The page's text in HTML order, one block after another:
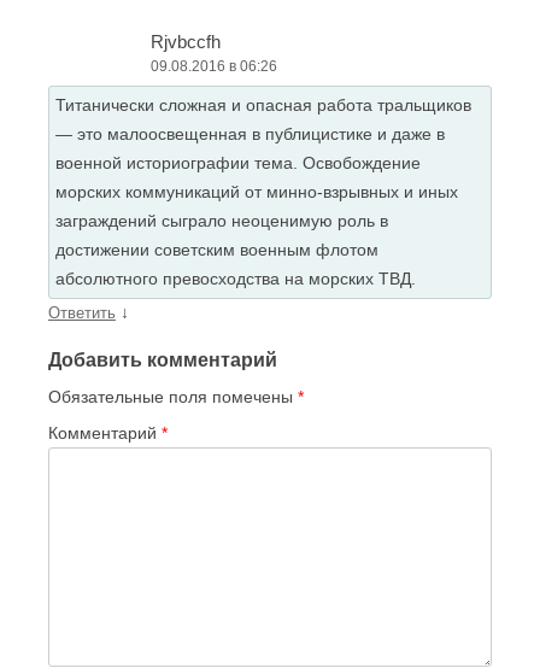
Rjvbccfh
09.08.2016 в 06:26
Титанически сложная и опасная работа тральщиков
— это малоосвещенная в публицистике и даже в
военной историографии тема. Освобождение
морских коммуникаций от минно-взрывных и иных
заграждений сыграло неоценимую роль в
достижении советским военным флотом
абсолютного превосходства на морских ТВД.
Ответить ↓
Добавить комментарий
Обязательные поля помечены *
Комментарий *